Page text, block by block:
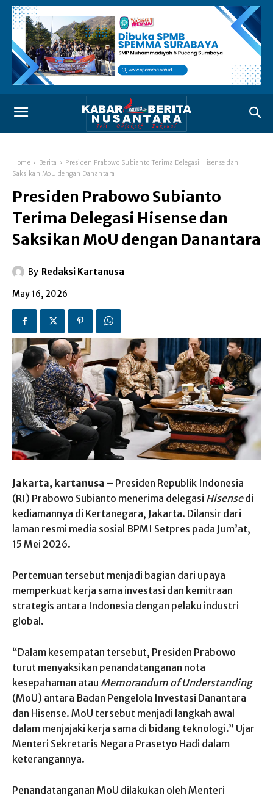
Home Berita
Presiden Prabowo Subianto Terima Delegasi Hisense dan
Saksikan MoU dengan Danantara
Presiden Prabowo Subianto
Terima Delegasi Hisense dan
Saksikan MoU dengan Danantara
By Redaksi Kartanusa
May 16, 2026
Jakarta, kartanusa – Presiden Republik Indonesia
(RI) Prabowo Subianto menerima delegasi Hisensedi
kediamannya di Kertanegara, Jakarta. Dilansir dari
laman resmi media sosial BPMI Setpres pada Jum’at,
15 Mei 2026.
Pertemuan tersebut menjadi bagian dari upaya
memperkuat kerja sama investasi dan kemitraan
strategis antara Indonesia dengan pelaku industri
global.
“Dalam kesempatan tersebut, Presiden Prabowo
turut menyaksikan penandatanganan nota
kesepahaman atau Memorandum of Understanding
(MoU) antara Badan Pengelola Investasi Danantara
dan Hisense. MoU tersebut menjadi langkah awal
dalam menjajaki kerja sama di bidang teknologi.” Ujar
Menteri Sekretaris Negara Prasetyo Hadi dalam
keterangannya.
Penandatanganan MoU dilakukan oleh Menteri